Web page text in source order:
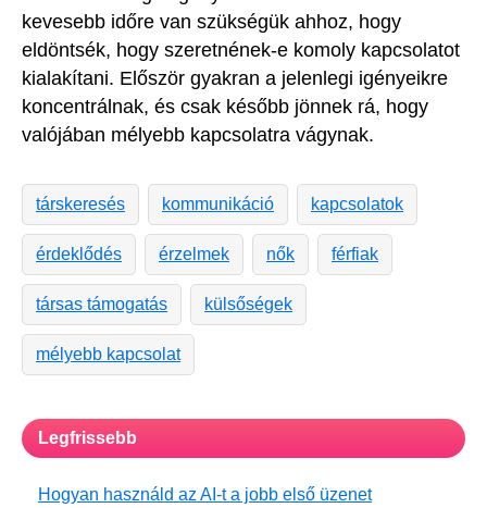
kevesebb időre van szükségük ahhoz, hogy
eldöntsék, hogy szeretnének-e komoly kapcsolatot
kialakítani. Először gyakran a jelenlegi igényeikre
koncentrálnak, és csak később jönnek rá, hogy
valójában mélyebb kapcsolatra vágynak.
társkeresés kommunikáció kapcsolatok
érdeklődés érzelmek nők férfiak
társas támogatás külsőségek
mélyebb kapcsolat
Legfrissebb
Hogyan használd az AI-t a jobb első üzenet